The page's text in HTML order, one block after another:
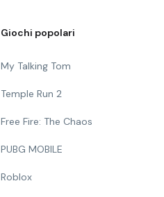
Giochi popolari
My Talking Tom
Temple Run 2
Free Fire: The Chaos
PUBG MOBILE
Roblox